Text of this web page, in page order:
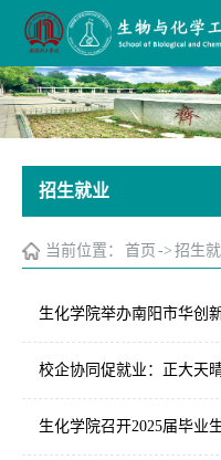
招生就业
当前位置： 首页 -> 招生